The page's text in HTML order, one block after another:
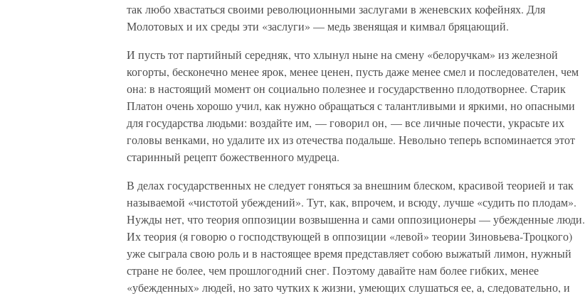
так любо хвастаться своими революционными заслугами в женевских кофейнях. Для
Молотовых и их среды эти «заслуги» — медь звенящая и кимвал бряцающий.
И пусть тот партийный середняк, что хлынул ныне на смену «белоручкам» из железной
когорты, бесконечно менее ярок, менее ценен, пусть даже менее смел и последователен, чем
она: в настоящий момент он социально полезнее и государственно плодотворнее. Старик
Платон очень хорошо учил, как нужно обращаться с талантливыми и яркими, но опасными
для государства людьми: воздайте им, — говорил он, — все личные почести, украсьте их
головы венками, но удалите их из отечества подальше. Невольно теперь вспоминается этот
старинный рецепт божественного мудреца.
В делах государственных не следует гоняться за внешним блеском, красивой теорией и так
называемой «чистотой убеждений». Тут, как, впрочем, и всюду, лучше «судить по плодам».
Нужды нет, что теория оппозиции возвышенна и сами оппозиционеры — убежденные люди.
Их теория (я говорю о господствующей в оппозиции «левой» теории Зиновьева-Троцкого)
уже сыграла свою роль и в настоящее время представляет собою выжатый лимон, нужный
стране не более, чем прошлогодний снег. Поэтому давайте нам более гибких, менее
«убежденных» людей, но зато чутких к жизни, умеющих слушаться ее, а, следовательно, и